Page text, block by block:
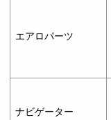
エアロパーツ
ナビゲーター